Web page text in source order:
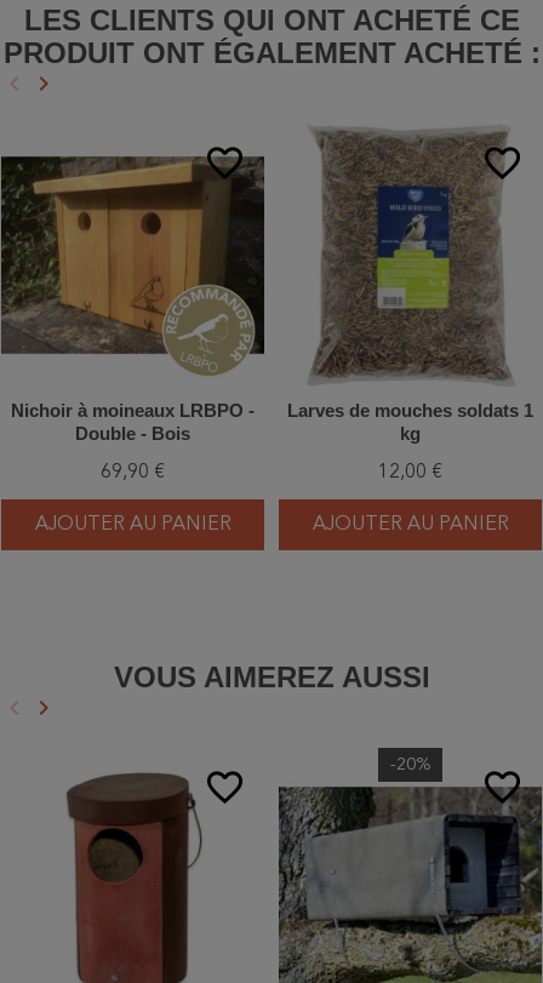
LES CLIENTS QUI ONT ACHETÉ CE
PRODUIT ONT ÉGALEMENT ACHETÉ :
Précédent
keyboard_arrow_left Suivant
keyboard_arrow_right
favorite_border
Nichoir à moineaux LRBPO -
Double - Bois
69,90 €
AJOUTER AU PANIER
favorite_border
Larves de mouches soldats 1
kg
12,00 €
AJOUTER AU PANIER
VOUS AIMEREZ AUSSI
Précédent
keyboard_arrow_left Suivant
keyboard_arrow_right
favorite_border favorite_border
-20%